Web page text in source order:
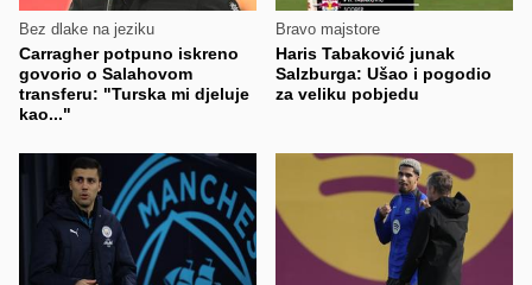
Bez dlake na jeziku
Carragher potpuno iskreno
govorio o Salahovom
transferu: "Turska mi djeluje
kao..."
Bravo majstore
Haris Tabaković junak
Salzburga: Ušao i pogodio
za veliku pobjedu